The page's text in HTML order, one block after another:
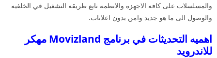
والمسلسلات على كافه الاجهزه والانظمه تابع طريقه التشغيل في الخلفيه
والوصول الى ما هو جديد وامن بدون اعلانات.
اهميه التحديثات في برنامج Movizland مهكر
للاندرويد